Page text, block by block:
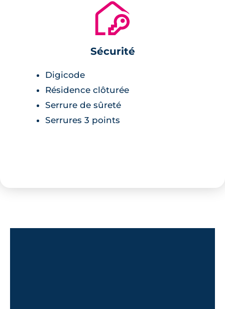
🔐
Sécurité
Digicode
Résidence clôturée
Serrure de sûreté
Serrures 3 points